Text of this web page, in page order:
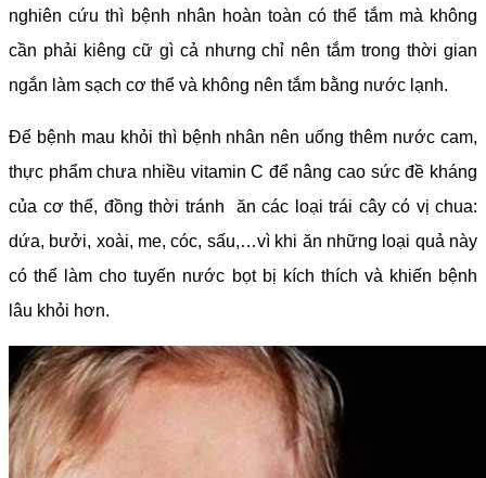
nghiên cứu thì bệnh nhân hoàn toàn có thể tắm mà không
cần phải kiêng cữ gì cả nhưng chỉ nên tắm trong thời gian
ngắn làm sạch cơ thể và không nên tắm bằng nước lạnh.
Để bệnh mau khỏi thì bệnh nhân nên uống thêm nước cam,
thực phẩm chưa nhiều vitamin C để nâng cao sức đề kháng
của cơ thể, đồng thời tránh ăn các loại trái cây có vị chua:
dứa, bưởi, xoài, me, cóc, sấu,…vì khi ăn những loại quả này
có thể làm cho tuyến nước bọt bị kích thích và khiến bệnh
lâu khỏi hơn.